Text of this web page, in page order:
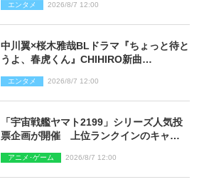
信リリース
エンタメ 2026/8/7 12:00
中川翼×桜木雅哉BLドラマ『ちょっと待と
うよ、春虎くん』CHIHIRO新曲
エンタメ 2026/8/7 12:00
「宇宙戦艦ヤマト2199」シリーズ人気投
票企画が開催 上位ランクインのキャラ
を制作
アニメ･ゲーム 2026/8/7 12:00